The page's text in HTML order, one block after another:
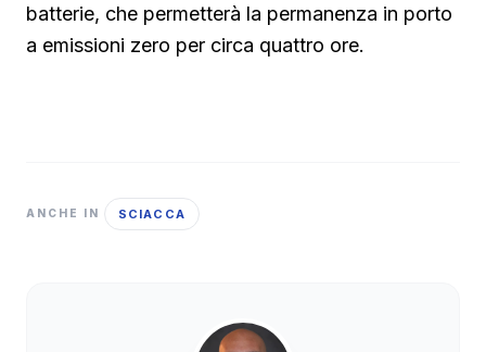
batterie, che permetterà la permanenza in porto
a emissioni zero per circa quattro ore.
ANCHE IN SCIACCA